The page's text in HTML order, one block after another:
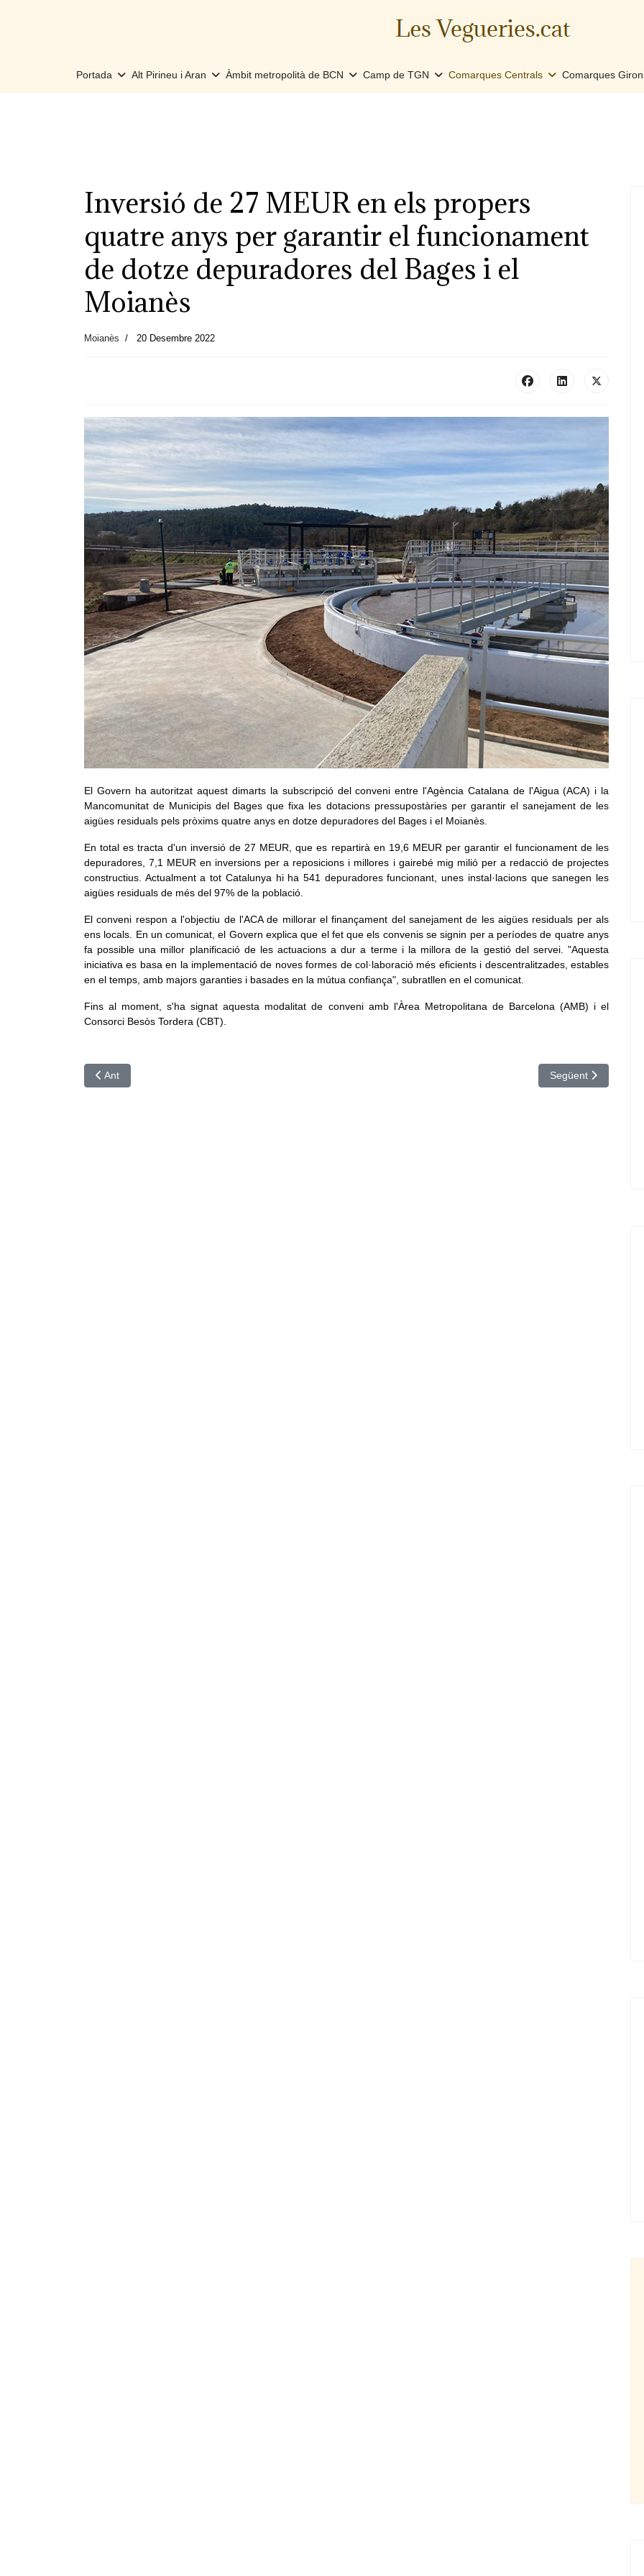
Portada Alt Pirineu i Aran Àmbit metropolità de BCN Camp de TGN Comarques Centrals Comarques
Inversió de 27 MEUR en els propers
quatre anys per garantir el funcionament
de dotze depuradores del Bages i el
Moianès
Moianès 20 Desembre 2022
El Govern ha autoritzat aquest dimarts la subscripció del conveni entre l'Agència Catalana de l'Aigua (ACA) i la
Mancomunitat de Municipis del Bages que fixa les dotacions pressupostàries per garantir el sanejament de les
aigües residuals pels pròxims quatre anys en dotze depuradores del Bages i el Moianès.
En total es tracta d'un inversió de 27 MEUR, que es repartirà en 19,6 MEUR per garantir el funcionament de les
depuradores, 7,1 MEUR en inversions per a reposicions i millores i gairebé mig milió per a redacció de projectes
constructius. Actualment a tot Catalunya hi ha 541 depuradores funcionant, unes instal·lacions que sanegen les
aigües residuals de més del 97% de la població.
El conveni respon a l'objectiu de l'ACA de millorar el finançament del sanejament de les aigües residuals per als
ens locals. En un comunicat, el Govern explica que el fet que els convenis se signin per a períodes de quatre anys
fa possible una millor planificació de les actuacions a dur a terme i la millora de la gestió del servei. "Aquesta
iniciativa es basa en la implementació de noves formes de col·laboració més eficients i descentralitzades, estables
en el temps, amb majors garanties i basades en la mútua confiança", subratllen en el comunicat.
Fins al moment, s'ha signat aquesta modalitat de conveni amb l'Àrea Metropolitana de Barcelona (AMB) i el
Consorci Besòs Tordera (CBT).
Article anterior: Nova licitació per la concessió de servei públic per a la gestió i explotació del gimnàs municipal de Moià
Ant Article següent:
Següent